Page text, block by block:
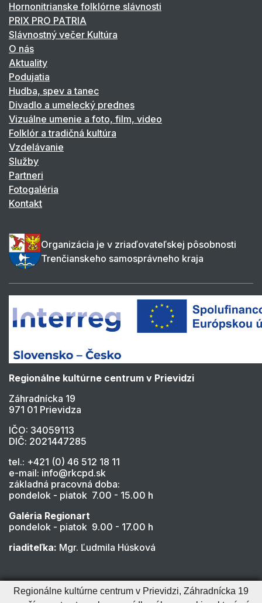
Hornonitrianske folklórne slávnosti
PRIX PRO PATRIA
Slávnostný večer Kultúra
O nás
Aktuality
Podujatia
Hudba, spev a tanec
Divadlo a umelecký prednes
Vizuálne umenie a foto, film, video
Folklór a tradičná kultúra
Vzdelávanie
Služby
Partneri
Fotogaléria
Kontakt
Organizácia je v zriaďovateľskej pôsobnosti
Trenčianskeho samosprávneho kraja
Regionálne kultúrne centrum v Prievidzi
Záhradnícka 19
971 01 Prievidza
IČO: 34059113
DIČ: 2021447285
tel.: +421 (0) 46 512 18 11
e-mail: info@rkcpd.sk
základná pracovná doba:
pondelok - piatok 7.00 - 15.00 h
Galéria Regionart
pondelok - piatok 9.00 - 17.00 h
riaditeľka: Mgr. Ľudmila Húsková
Regionálne kultúrne centrum v Prievidzi, Záhradnícka 19